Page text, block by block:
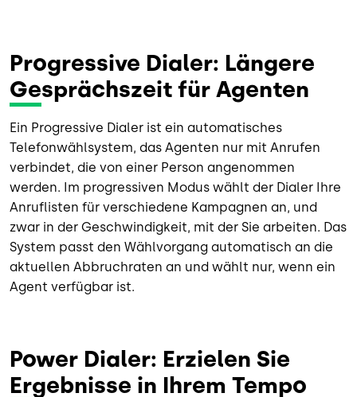
Progressive Dialer: Längere
Gesprächszeit für Agenten
Ein Progressive Dialer ist ein automatisches
Telefonwählsystem, das Agenten nur mit Anrufen
verbindet, die von einer Person angenommen
werden. Im progressiven Modus wählt der Dialer Ihre
Anruflisten für verschiedene Kampagnen an, und
zwar in der Geschwindigkeit, mit der Sie arbeiten. Das
System passt den Wählvorgang automatisch an die
aktuellen Abbruchraten an und wählt nur, wenn ein
Agent verfügbar ist.
Power Dialer: Erzielen Sie
Ergebnisse in Ihrem Tempo